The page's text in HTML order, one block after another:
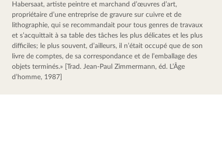
Habersaat, artiste peintre et marchand d’œuvres d’art,
propriétaire d’une entreprise de gravure sur cuivre et de
lithographie, qui se recommandait pour tous genres de travaux
et s’acquittait à sa table des tâches les plus délicates et les plus
difficiles; le plus souvent, d’ailleurs, il n’était occupé que de son
livre de comptes, de sa correspondance et de l’emballage des
objets terminés.» [Trad. Jean-Paul Zimmermann, éd. L’Âge
d’homme, 1987]